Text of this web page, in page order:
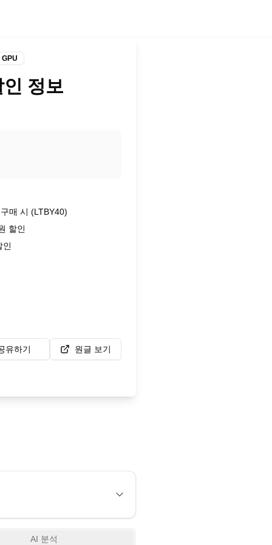
GPU
정보
매 시 (LTBY40)
할인
인
유하기 원글 보기
AI 분석